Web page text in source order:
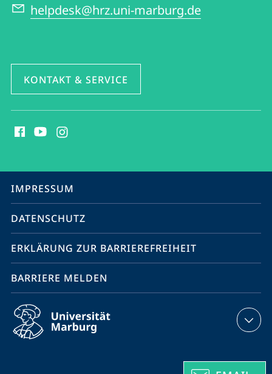
helpdesk@hrz.uni-marburg.de
KONTAKT & SERVICE
Media
Service-
Navigation
IMPRESSUM
DATENSCHUTZ
ERKLÄRUNG ZUR BARRIEREFREIHEIT
BARRIERE MELDEN